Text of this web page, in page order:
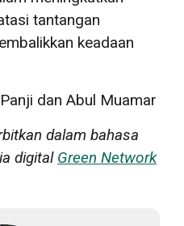
tantangan
keadaan
dan Abul Muamar
dalam bahasa
digital Green Network